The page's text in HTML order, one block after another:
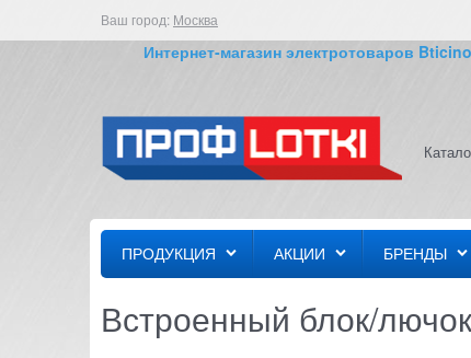
Ваш город: Москва
Интернет-магазин электротоваров
ПРОДУКЦИЯ АКЦИИ БРЕНДЫ
Встроенный блок/